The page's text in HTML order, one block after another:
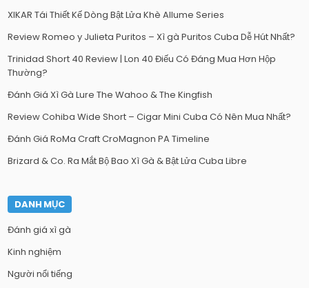
XIKAR Tái Thiết Kế Dòng Bật Lửa Khè Allume Series
Review Romeo y Julieta Puritos – Xì gà Puritos Cuba Dễ Hút Nhất?
Trinidad Short 40 Review | Lon 40 Điếu Có Đáng Mua Hơn Hộp
Thường?
Đánh Giá Xì Gà Lure The Wahoo & The Kingfish
Review Cohiba Wide Short – Cigar Mini Cuba Có Nên Mua Nhất?
Đánh Giá RoMa Craft CroMagnon PA Timeline
Brizard & Co. Ra Mắt Bộ Bao Xì Gà & Bật Lửa Cuba Libre
DANH MỤC
Đánh giá xì gà
Kinh nghiệm
Người nổi tiếng